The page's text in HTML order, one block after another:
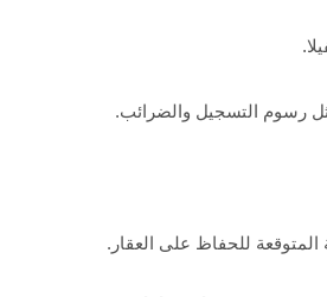
رسوم التسجيل والضرائب.
المتوقعة للحفاظ على العقار.